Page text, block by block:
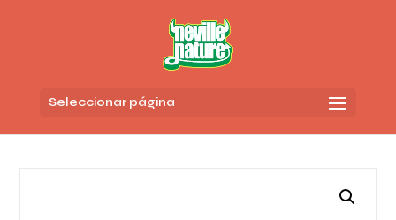
Seleccionar página